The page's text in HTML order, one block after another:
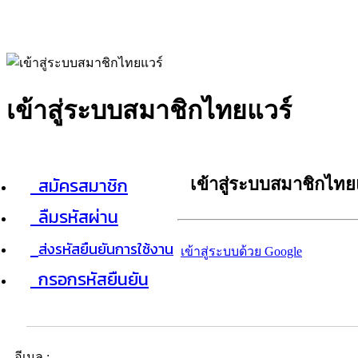
เข้าสู่ระบบสมาชิกไทยแวร์
สมัครสมาชิก
ลืมรหัสผ่าน
ส่งรหัสยืนยันการใช้งาน
กรอกรหัสยืนยัน
เข้าสู่ระบบสมาชิกไท
เข้าสู่ระบบด้วย Google